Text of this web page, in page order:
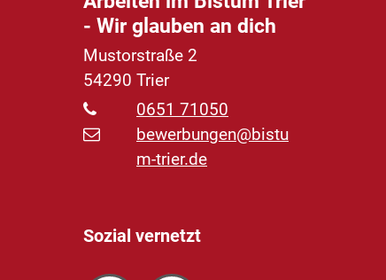
- Wir glauben an dich
Mustorstraße 2
54290 Trier
0651 71050
bewerbungen@bistu
m-trier.de
Sozial vernetzt